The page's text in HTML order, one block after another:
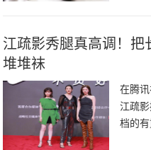
江疏影秀腿真高调！把
堆堆袜
在腾
江疏
档的
以说